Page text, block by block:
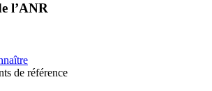
l’ANR
de référence